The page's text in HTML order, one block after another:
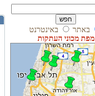
באתר
באינטרנט
מפת מכוני העתקות